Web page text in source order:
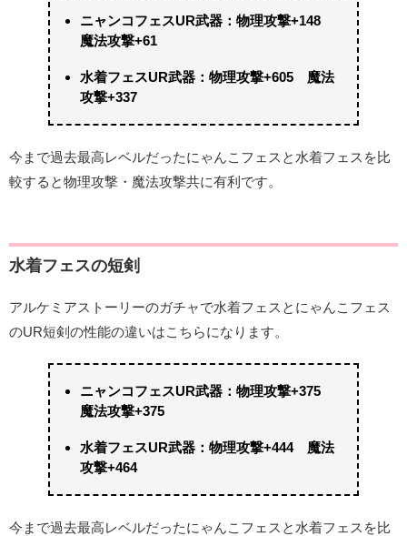
ニャンコフェスUR武器：物理攻撃+148
魔法攻撃+61
水着フェスUR武器：物理攻撃+605 魔法
攻撃+337
今まで過去最高レベルだったにゃんこフェスと水着フェスを比
較すると物理攻撃・魔法攻撃共に有利です。
水着フェスの短剣
アルケミアストーリーのガチャで水着フェスとにゃんこフェス
のUR短剣の性能の違いはこちらになります。
ニャンコフェスUR武器：物理攻撃+375
魔法攻撃+375
水着フェスUR武器：物理攻撃+444 魔法
攻撃+464
今まで過去最高レベルだったにゃんこフェスと水着フェスを比